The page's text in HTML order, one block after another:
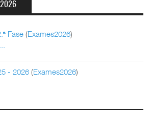
2026
Fase (Exames2026)
- 2026 (Exames2026)